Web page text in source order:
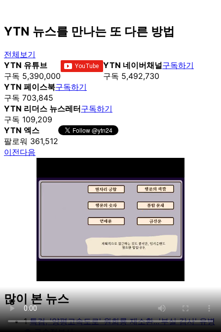
YTN 뉴스를 만나는 또 다른 방법
전체보기
YTN 유튜브
구독 5,390,000
YTN 네이버채널
구독 5,492,730
구독하기
YTN 페이스북
구독 703,845
구독하기
YTN 리더스 뉴스레터
구독 109,209
구독하기
YTN 엑스
팔로워 361,512
이전다음
Unmute
많이 본 뉴스
1 특검, '양평고속도로' 원희룡 재소환...'부실 감사' 유병